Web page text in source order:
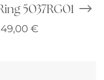
5037RG01
€